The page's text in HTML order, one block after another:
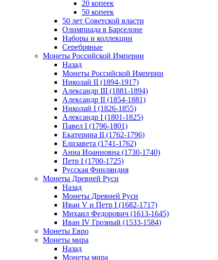
20 копеек
50 копеек
50 лет Советской власти
Олимпиада в Барселоне
Наборы и коллекции
Серебряные
Монеты Российской Империи
Назад
Монеты Российской Империи
Николай II (1894-1917)
Александр III (1881-1894)
Александр II (1854-1881)
Николай I (1826-1855)
Александр I (1801-1825)
Павел I (1796-1801)
Екатерина II (1762-1796)
Елизавета (1741-1762)
Анна Иоанновна (1730-1740)
Петр I (1700-1725)
Русская Финляндия
Монеты Древней Руси
Назад
Монеты Древней Руси
Иван V и Петр I (1682-1717)
Михаил Федорович (1613-1645)
Иван IV Грозный (1533-1584)
Монеты Евро
Монеты мира
Назад
Монеты мира